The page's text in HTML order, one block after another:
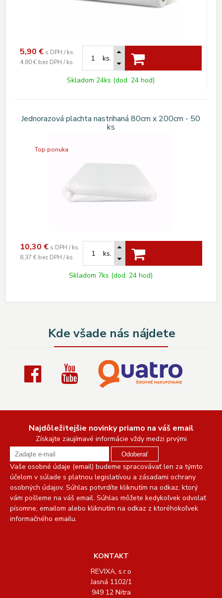
5,90 € s DPH / ks.
4,80 € bez DPH / ks. ks.
Skladom 24ks (dod. 24 hod)
Jednorazová plachta nastrihaná 80cm x 200cm - 50
ks
Top ponuka
10,30 € s DPH / ks.
8,37 € bez DPH / ks. ks.
Skladom 7ks (dod. 24 hod)
Kde všade nás nájdete
Najdôležitejšie novinky priamo na váš email
Získajte zaujímavé informácie vždy medzi prvými
Odoberať
Vaše osobné údaje (email) budeme spracovávať len za týmto
účelom v súlade s platnou legislatívou a zásadami ochrany
osobných údajov. Súhlas potvrdíte kliknutím na odkaz, ktorý
vám pošleme na váš email. Súhlas môžete kedykoľvek odvolať
písomne, emailom alebo kliknutím na odkaz z ktoréhokoľvek
informačného emailu.
KONTAKT
REVIXA, s.r.o
Jasná 1102/1
949 12 Nitra